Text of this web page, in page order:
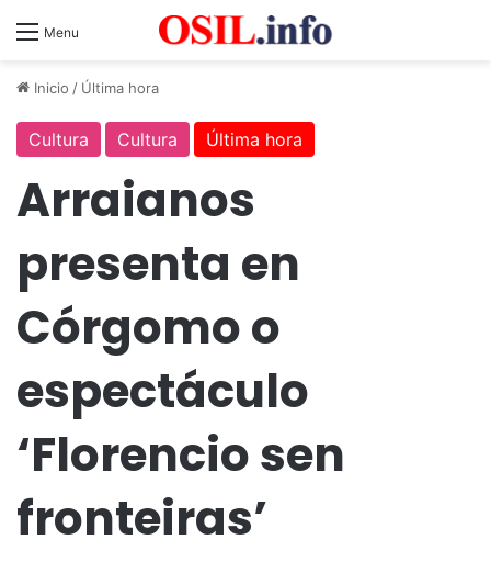
Menu
Inicio / Última hora
Cultura Cultura Última hora
Arraianos
presenta en
Córgomo o
espectáculo
‘Florencio sen
fronteiras’